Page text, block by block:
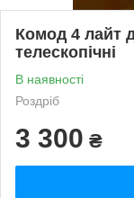
Комод 4 лайт
телескопічні
В наявності
Роздріб
3 300 ₴